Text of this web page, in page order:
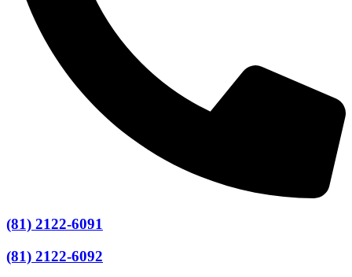
(81) 2122-6091
(81) 2122-6092